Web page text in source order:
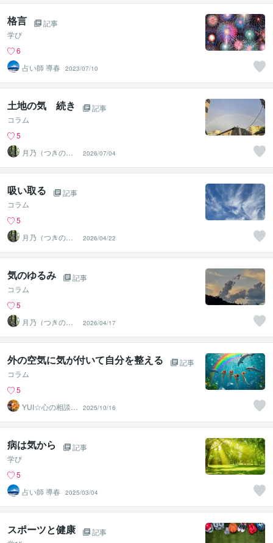
格言
記事
学び
6
占い師 導春
2023/07/10
土地の気 続き
記事
コラム
5
月乃（つきの）
魂と波動を整え
る鑑定師
2026/07/04
吸い取る
記事
コラム
5
月乃（つきの）
魂と波動を整え
る鑑定師
2026/04/22
気のゆるみ
記事
コラム
5
月乃（つきの）
魂と波動を整え
る鑑定師
2026/04/17
外の空気に気が付いて自分を整える
記事
コラム
5
YUI☆心の相談ro
om☆
2025/10/16
病は気から
記事
学び
5
占い師 導春
2025/03/04
スポーツと健康
記事